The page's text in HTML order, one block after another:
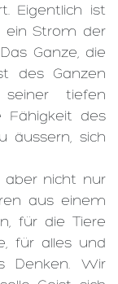
Eigentlich ist
ein Strom der
Ganze, die
des Ganzen
tiefen
Fähigkeit des
äussern, sich
aber nicht nur
aus einem
für die Tiere
für alles und
Denken. Wir